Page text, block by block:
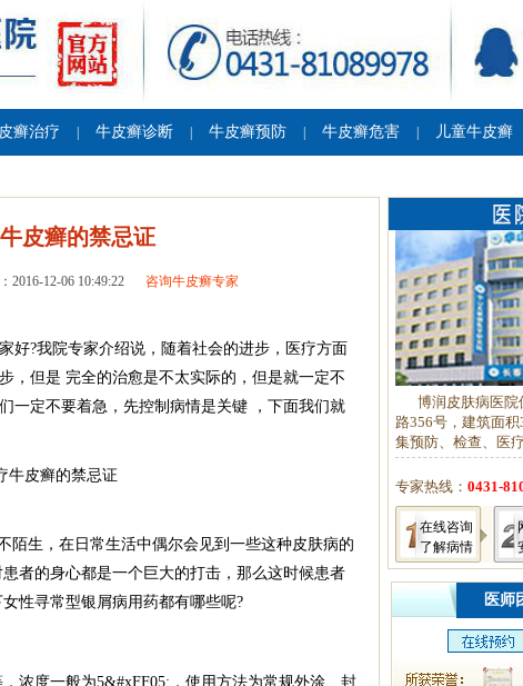
癣治疗 牛皮癣诊断 牛皮癣预防 牛皮癣危害 儿童牛皮癣
皮癣的禁忌证
2016-12-06 10:49:22 咨询牛皮癣专家
好?我院专家介绍说，随着社会的进步，医疗方面
，但是 完全的治愈是不太实际的，但是就一定不
一定不要着急，先控制病情是关键 ，下面我们就
生，在日常生活中偶尔会见到一些这种皮肤病的
者的身心都是一个巨大的打击，那么这时候患者
性寻常型银屑病用药都有哪些呢?
度一般为5&#xFF05;，使用方法为常规外涂、封
博润皮肤病医
路356号，建筑面
集预防、检查、医
专家热线： 0431-
在线咨询
了解病情
医师